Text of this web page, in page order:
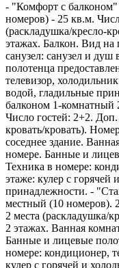
- "Комфорт с
номеров) - 25 кв.м.
(раскладушка/кресло-
этажах. Балкон. Вид на
санузел: санузел и
полотенца
телевизор,
водой, гладильные
балконом 1-комнатный
Число гостей: 2+2.
кровать/кровать).
соседнее здание.
номере. Банные и
Техника в номере:
этаже: кулер с горячей
принадлежности. -
местный (10 номеров).
2 места (раскладушка/
2 этажах. Ванная
Банные и лицевые
номере: кондиционер,
кулер с горячей и